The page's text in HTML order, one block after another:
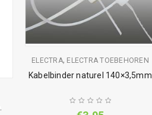
ELECTRA, ELECTRA TOEBEHOREN
Kabelbinder naturel 140×3,5mm